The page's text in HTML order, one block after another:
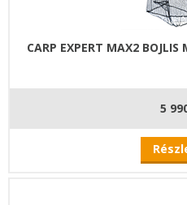
CARP EXPERT MAX2
5